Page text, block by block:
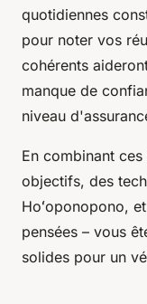
quotidiennes
pour noter vos
cohérents
manque de
niveau
En combinant
objectifs, des
Hoʻoponopono,
pensées – vous
solides pour un